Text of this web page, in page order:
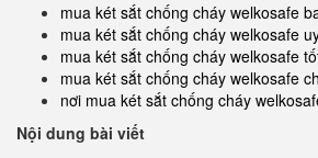
mua két sắt chống cháy welkosafe
mua két sắt chống cháy welkosafe
mua két sắt chống cháy welkosafe
mua két sắt chống cháy welkosafe
nơi mua két sắt chống cháy
Nội dung bài viết